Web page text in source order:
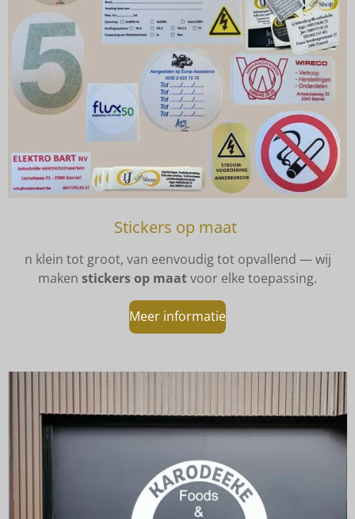
Stickers op maat
n klein tot groot, van eenvoudig tot opvallend — wij
maken stickers op maatvoor elke toepassing.
Meer informatie